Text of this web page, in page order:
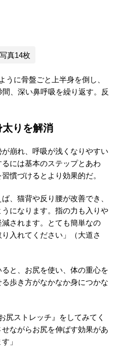
写真14枚
うに骨盤ごと上半身を倒し、
、深い鼻呼吸を繰り返す。反
太りを解消
崩れ、呼吸が浅くなりやすい
には基本のステップとあわ
慣づけるとより効果的だ。
、猫背や反り腰が改善でき、
になります。指の力も入りや
されます。とても簡単なの
入れてください」（大道さ
と、お尻を使い、体の重心を
歩き方がなかなか身につかな
尻ストレッチ』をしてみてく
ながらお尻を伸ばす効果があ
」